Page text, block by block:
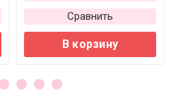
Сравнить
В корзину